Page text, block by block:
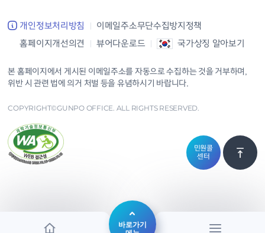
바로가기
개인정보처리방침
이메일주소무단수집방지정책
홈페이지개선의견
뷰어다운로드 국가상징 알아보기
본 홈페이지에서 게시된 이메일주소를 자동으로 수집하는 것을 거부하며,
위반 시 관련 법에 의거 처벌 등을 유념하시기 바랍니다.
COPYRIGHT©GUNPO OFFICE. ALL RIGHTS RESERVED.
민원콜
센터